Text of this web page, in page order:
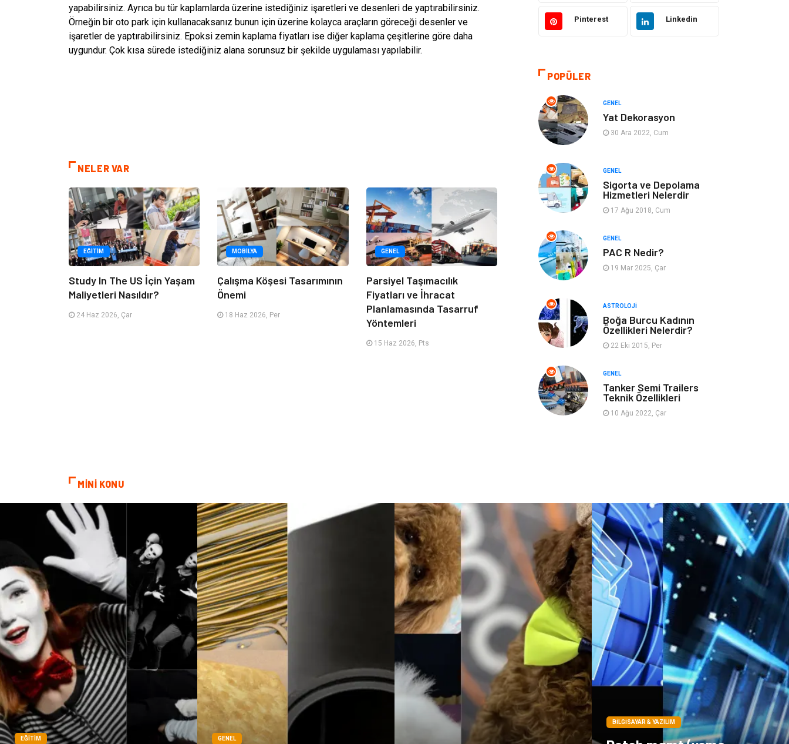
yapabilirsiniz. Ayrıca bu tür kaplamlarda üzerine istediğiniz işaretleri ve desenleri de yaptırabilirsiniz.
Örneğin bir oto park için kullanacaksanız bunun için üzerine kolayca araçların göreceği desenler ve
işaretler de yaptırabilirsiniz. Epoksi zemin kaplama fiyatları ise diğer kaplama çeşitlerine göre daha
uygundur. Çok kısa sürede istediğiniz alana sorunsuz bir şekilde uygulaması yapılabilir.
NELER VAR
EĞITIM
Study In The US İçin Yaşam
Maliyetleri Nasıldır?
24 Haz 2026, Çar
MOBILYA
Çalışma Köşesi Tasarımının
Önemi
18 Haz 2026, Per
GENEL
Parsiyel Taşımacılık
Fiyatları ve İhracat
Planlamasında Tasarruf
Yöntemleri
15 Haz 2026, Pts
Makine Otomotiv
Gıda
Spor
Tatil Hobi
Emlak
Genel Kültür
Bilgisayar &
Yazılım
Müzik
Mobilya Ev İşleri
Finans Tekstil
Aksesuar Anne Çocuk
Astroloji
Sigorta Bebek Giyim
Pinterest Linkedin
POPÜLER
GENEL
Yat Dekorasyon
30 Ara 2022, Cum
GENEL
Sigorta ve Depolama
Hizmetleri Nelerdir
17 Ağu 2018, Cum
GENEL
PAC R Nedir?
19 Mar 2025, Çar
ASTROLOJI
Boğa Burcu Kadının
Özellikleri Nelerdir?
22 Eki 2015, Per
GENEL
Tanker Semi Trailers
Teknik Özellikleri
10 Ağu 2022, Çar
MİNİ KONU
EĞITIM GENEL
BILGISAYAR & YAZILIM